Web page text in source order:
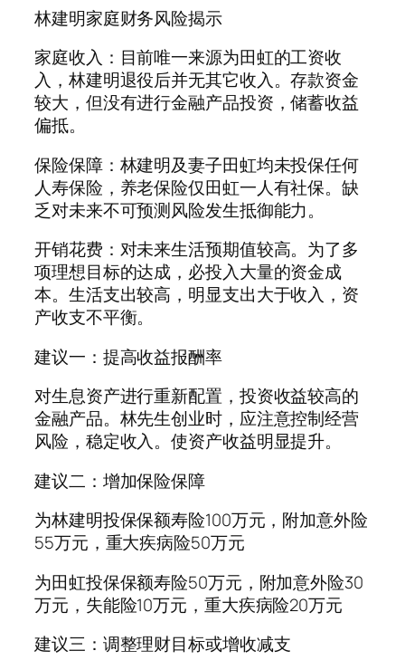
林建明家庭财务风险揭示
家庭收入：目前唯一来源为田虹的工资收
入，林建明退役后并无其它收入。存款资金
较大，但没有进行金融产品投资，储蓄收益
偏抵。
保险保障：林建明及妻子田虹均未投保任何
人寿保险，养老保险仅田虹一人有社保。缺
乏对未来不可预测风险发生抵御能力。
开销花费：对未来生活预期值较高。为了多
项理想目标的达成，必投入大量的资金成
本。生活支出较高，明显支出大于收入，资
产收支不平衡。
建议一：提高收益报酬率
对生息资产进行重新配置，投资收益较高的
金融产品。林先生创业时，应注意控制经营
风险，稳定收入。使资产收益明显提升。
建议二：增加保险保障
为林建明投保保额寿险100万元，附加意外险
55万元，重大疾病险50万元
为田虹投保保额寿险50万元，附加意外险30
万元，失能险10万元，重大疾病险20万元
建议三：调整理财目标或增收减支